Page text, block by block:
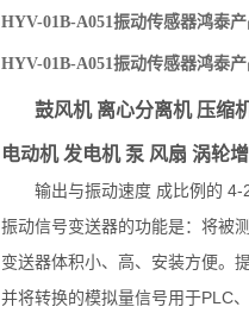
HYV-01B-A051振动传感器鸿泰
HYV-01B-A051振动传感器鸿泰
鼓风机 离心分离机 压缩
电动机 发电机 泵 风扇 涡轮
输出与振动速度 成比例的
振动信号变送器的功能是：将被
变送器体积小、高、安装方便。
并将转换的模拟量信号用于PLC